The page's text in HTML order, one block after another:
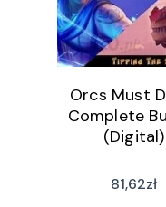
Orcs Must
Complete
(Digital)
81,62zł